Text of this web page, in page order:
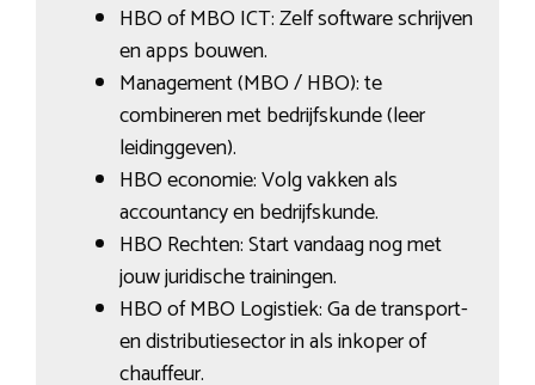
HBO of MBO ICT: Zelf software schrijven
en apps bouwen.
Management (MBO / HBO): te
combineren met bedrijfskunde (leer
leidinggeven).
HBO economie: Volg vakken als
accountancy en bedrijfskunde.
HBO Rechten: Start vandaag nog met
jouw juridische trainingen.
HBO of MBO Logistiek: Ga de transport-
en distributiesector in als inkoper of
chauffeur.